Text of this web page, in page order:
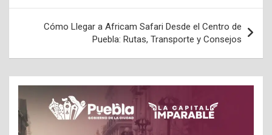
Cómo Llegar a Africam Safari Desde el Centro de
Puebla: Rutas, Transporte y Consejos